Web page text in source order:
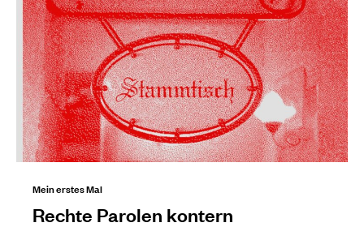
Mein erstes Mal
Rechte Parolen kontern